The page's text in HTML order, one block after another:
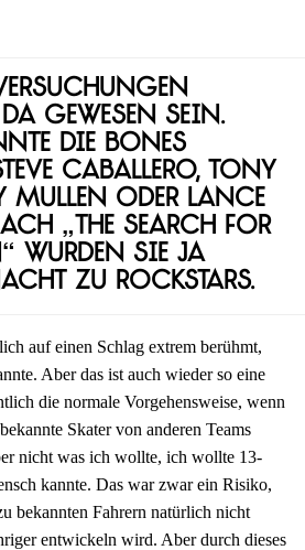
gewesen sein.
die Bones
Caballero, Tony
Mullen oder Lance
„The Search for
wurden sie ja
zu Rockstars.
auf einen Schlag extrem berühmt,
Aber das ist auch wieder so eine
die normale Vorgehensweise, wenn
Skater von anderen Teams
nicht was ich wollte, ich wollte 13-
kannte. Das war zwar ein Risiko,
bekannten Fahrern natürlich nicht
entwickeln wird. Aber durch dieses